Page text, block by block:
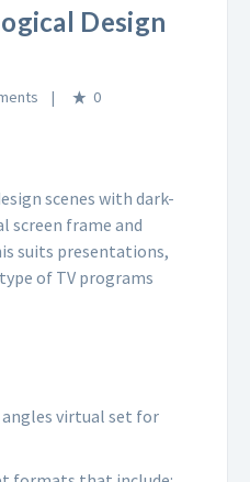
Design
0
scenes with dark-
screen frame and
suits presentations,
of TV programs
angles virtual set for